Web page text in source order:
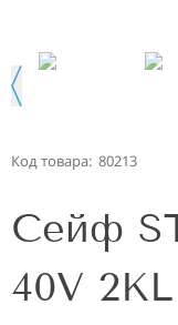
Код товара: 80213
Сейф
40V 2KL